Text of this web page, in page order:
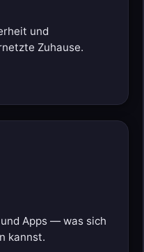
und
Zuhause.
Apps — was sich
kannst.